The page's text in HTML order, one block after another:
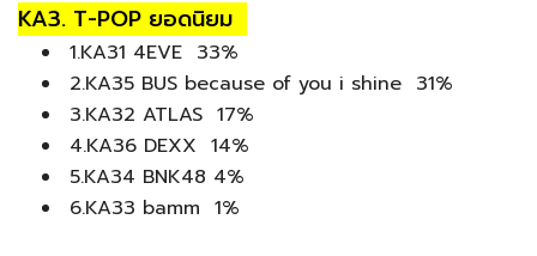
KA3. T-POP ยอดนิยม
1.KA31 4EVE 33%
2.KA35 BUS because of you i shine 31%
3.KA32 ATLAS 17%
4.KA36 DEXX 14%
5.KA34 BNK48 4%
6.KA33 bamm 1%